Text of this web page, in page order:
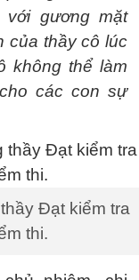
gương mặt
của thầy cô lúc
không thể làm
các con sự
Đạt kiểm tra
thi.